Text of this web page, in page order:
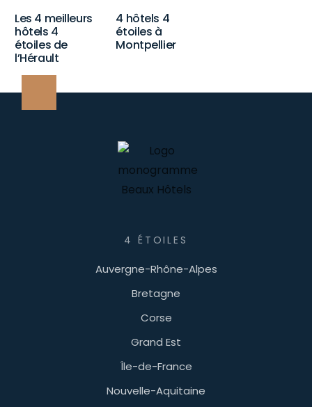
Les 4 meilleurs
hôtels 4
étoiles de
l’Hérault
4 hôtels 4
étoiles à
Montpellier
4 ÉTOILES
Auvergne-Rhône-Alpes
Bretagne
Corse
Grand Est
Île-de-France
Nouvelle-Aquitaine